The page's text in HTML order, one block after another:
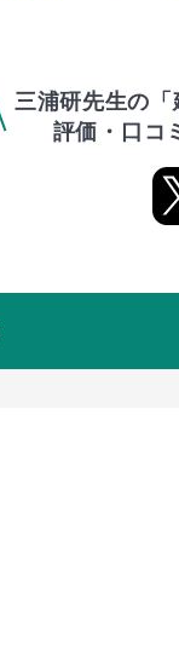
三浦研先生の
評価・口コ